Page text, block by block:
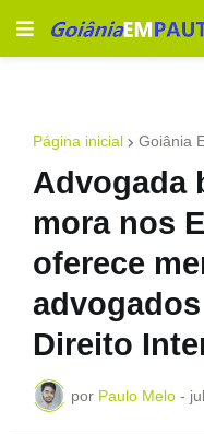
Página inicial Goiânia
Advogada
mora nos
oferece
Direito
por Paulo Melo -